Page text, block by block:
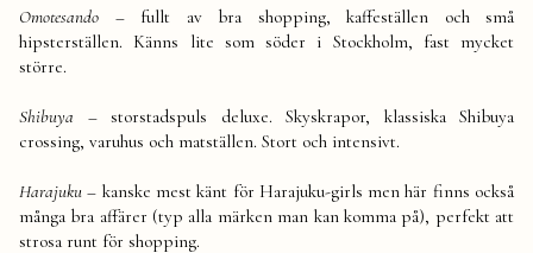
Omotesando – fullt av bra shopping, kaffeställen och små
hipsterställen. Känns lite som söder i Stockholm, fast mycket
större.
Shibuya – storstadspuls deluxe. Skyskrapor, klassiska Shibuya
crossing, varuhus och matställen. Stort och intensivt.
Harajuku – kanske mest känt för Harajuku-girls men här finns också
många bra affärer (typ alla märken man kan komma på), perfekt att
strosa runt för shopping.